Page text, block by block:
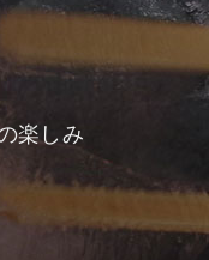
楽しみ